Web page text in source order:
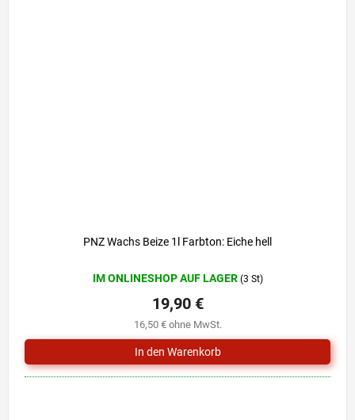
PNZ Wachs Beize 1l Farbton: Eiche hell
IM ONLINESHOP AUF LAGER (3 St)
16,50 € ohne MwSt.
19,90 €